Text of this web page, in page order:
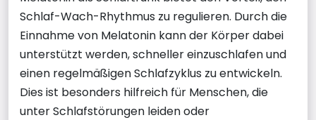
Schlaf-Wach-Rhythmus zu regulieren. Durch die
Einnahme von Melatonin kann der Körper dabei
unterstützt werden, schneller einzuschlafen und
einen regelmäßigen Schlafzyklus zu entwickeln.
Dies ist besonders hilfreich für Menschen, die
unter Schlafstörungen leiden oder